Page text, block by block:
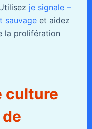
je signale –
sauvage et aidez
la prolifération
culture